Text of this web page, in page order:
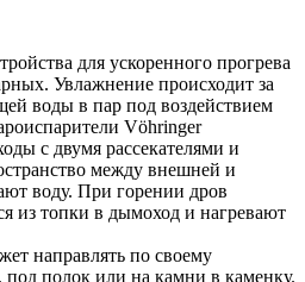
для ускоренного прогрева
Увлажнение происходит за
воды в пар под воздействием
Vöhringer
с двумя рассекателями и
между внешней и
воду. При горении дров
из топки в дымоход и нагревают
направлять по своему
полок или на камни в каменку.